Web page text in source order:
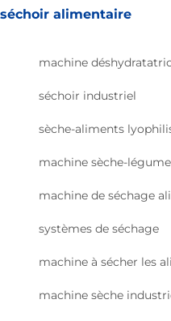
séchoir alimentaire
machine
séchoir industriel
sèche-aliments
machine sèche-
machine de séchage
systèmes de séchage
machine à sécher les
machine sèche